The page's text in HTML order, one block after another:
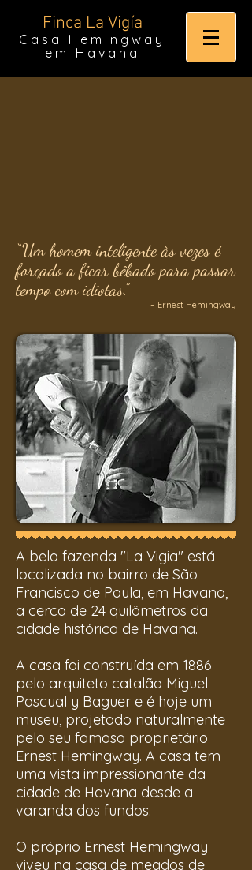
Finca La Vigía
Casa Hemingway
em Havana
“Um homem inteligente às vezes é
forçado a ficar bêbado para passar
tempo com idiotas.”
– Ernest Hemingway
A bela fazenda "La Vigia" está
localizada no bairro de São
Francisco de Paula, em Havana,
a cerca de 24 quilômetros da
cidade histórica de Havana.
A casa foi construída em 1886
pelo arquiteto catalão Miguel
Pascual y Baguer e é hoje um
museu, projetado naturalmente
pelo seu famoso proprietário
Ernest Hemingway. A casa tem
uma vista impressionante da
cidade de Havana desde a
varanda dos fundos.
O próprio Ernest Hemingway
viveu na casa de meados de